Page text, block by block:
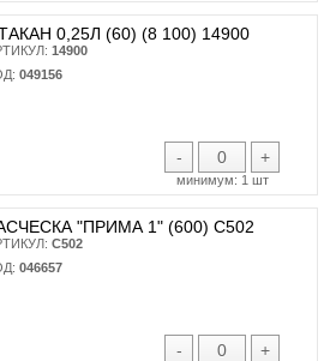
0,25Л (60) (8 100) 14900
14900
049156
- +
минимум: 1 шт
"ПРИМА 1" (600) С502
С502
046657
- +